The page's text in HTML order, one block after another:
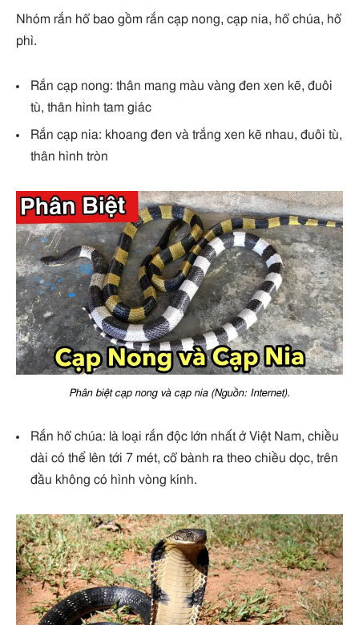
Nhóm rắn hổ bao gồm rắn cạp nong, cạp nia, hổ chúa, hổ
phì.
Rắn cạp nong: thân mang màu vàng đen xen kẽ, đuôi
tù, thân hình tam giác
Rắn cạp nia: khoang đen và trắng xen kẽ nhau, đuôi tù,
thân hình tròn
Phân biệt cạp nong và cạp nia (Nguồn: Internet).
Rắn hổ chúa: là loại rắn độc lớn nhất ở Việt Nam, chiều
dài có thể lên tới 7 mét, cổ bành ra theo chiều dọc, trên
đầu không có hình vòng kính.